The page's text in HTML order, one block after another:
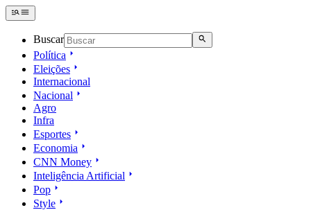
Buscar
Política
Eleições
Internacional
Nacional
Agro
Infra
Esportes
Economia
CNN Money
Inteligência Artificial
Pop
Style